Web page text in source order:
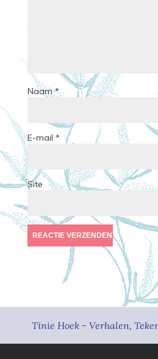
Naam*
E-mail *
Site
Tinie Hoek - Verhalen,